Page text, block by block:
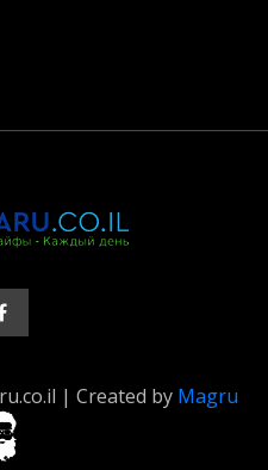
| Created by Magru